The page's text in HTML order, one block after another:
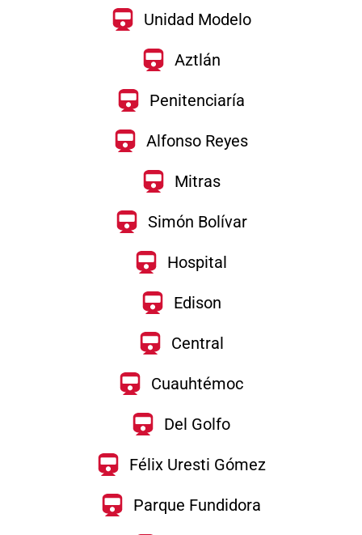
Unidad Modelo
Aztlán
Penitenciaría
Alfonso Reyes
Mitras
Simón Bolívar
Hospital
Edison
Central
Cuauhtémoc
Del Golfo
Félix Uresti Gómez
Parque Fundidora